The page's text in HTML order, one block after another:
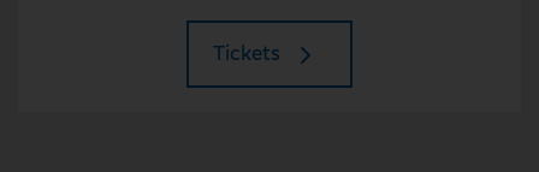
Tickets